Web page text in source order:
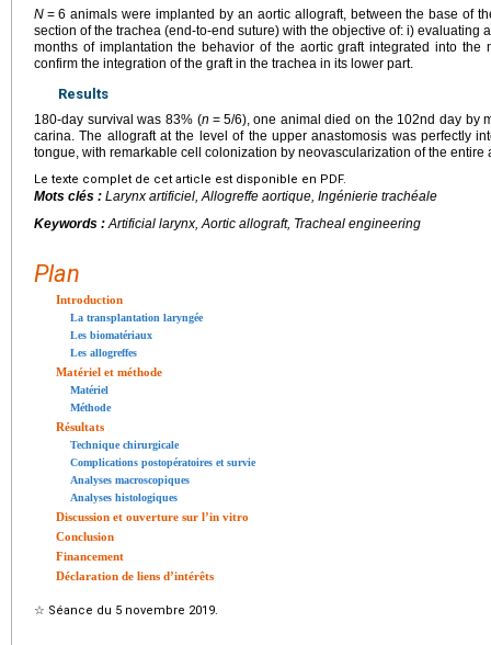
N = 6 animals were implanted by an aortic allograft, between the base of
section of the trachea (end-to-end suture) with the objective of: i) evaluating
months of implantation the behavior of the aortic graft integrated into
confirm the integration of the graft in the trachea in its lower part.
Results
180-day survival was 83% (n = 5/6), one animal died on the 102nd day by
carina. The allograft at the level of the upper anastomosis was perfectly
tongue, with remarkable cell colonization by neovascularization of the entire
Le texte complet de cet article est disponible en PDF.
Mots clés : Larynx artificiel, Allogreffe aortique, Ingénierie trachéale
Keywords :Artificial larynx, Aortic allograft, Tracheal engineering
Plan
Introduction
La transplantation laryngée
Les biomatériaux
Les allogreffes
Matériel et méthode
Matériel
Méthode
Résultats
Technique chirurgicale
Complications postopératoires et survie
Analyses macroscopiques
Analyses histologiques
Discussion et ouverture sur l’in vitro
Conclusion
Financement
Déclaration de liens d’intérêts
☆ Séance du 5 novembre 2019.